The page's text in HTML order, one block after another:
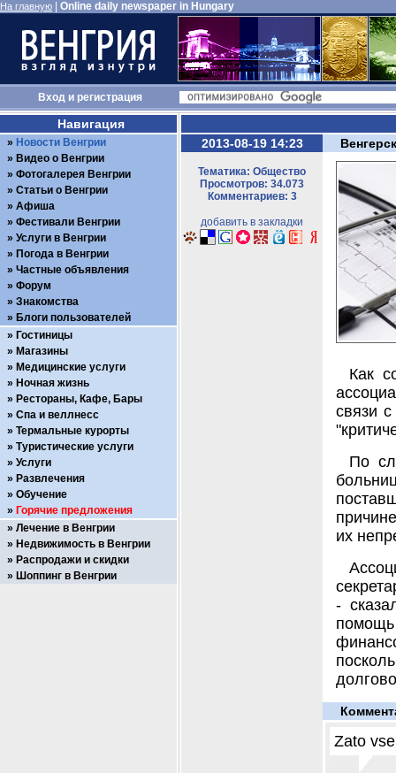
На главную Online daily newspaper in Hungary
Входи регистрация
2013-08-19 14:23
Тематика: Общество
Просмотров: 34.073
Комментариев: 3
добавить в закладки
Как
связи
По
их
-
Zato
Навигация
Новости Венгрии
Видео о Венгрии
Фотогалерея Венгрии
Статьи о Венгрии
Афиша
Фестивали Венгрии
Услуги в Венгрии
Погода в Венгрии
Частные объявления
Форум
Знакомства
Блоги пользователей
Гостиницы
Магазины
Медицинские услуги
Ночная жизнь
Рестораны, Кафе, Бары
Спа и веллнесс
Термальные курорты
Туристические услуги
Услуги
Развлечения
Обучение
Горячие предложения
Лечение в Венгрии
Недвижимость в Венгрии
Распродажи и скидки
Шоппинг в Венгрии